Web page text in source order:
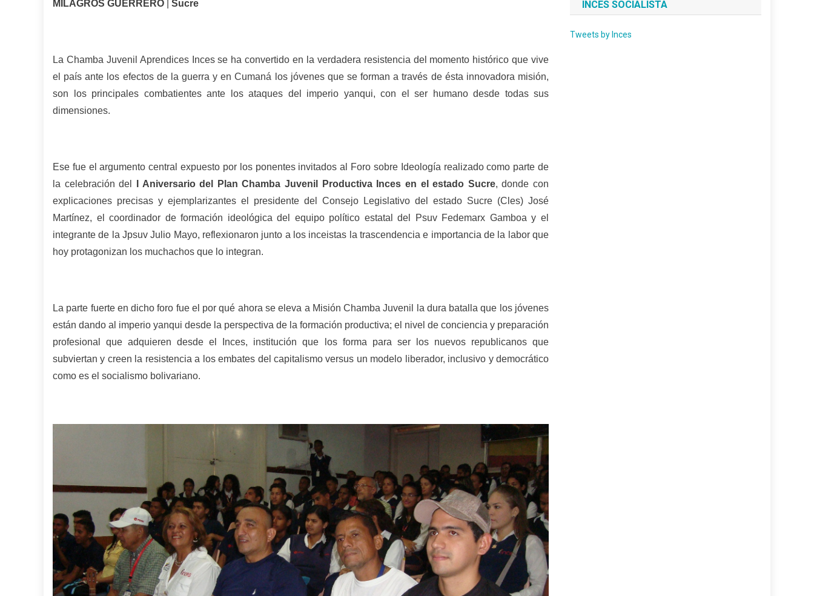
MILAGROS GUERRERO Sucre
La Chamba Juvenil Aprendices Inces se ha convertido en la verdadera resistencia del momento histórico que vive
el país ante los efectos de la guerra y en Cumaná los jóvenes que se forman a través de ésta innovadora misión,
son los principales combatientes ante los ataques del imperio yanqui, con el ser humano desde todas sus
dimensiones.
Ese fue el argumento central expuesto por los ponentes invitados al Foro sobre Ideología realizado como parte de
la celebración del
I Aniversario del Plan Chamba Juvenil Productiva Inces en el estado Sucre, donde con
explicaciones precisas y ejemplarizantes el presidente del Consejo Legislativo del estado Sucre (Cles) José
Martínez, el coordinador de formación ideológica del equipo político estatal del Psuv Fedemarx Gamboa y el
integrante de la Jpsuv Julio Mayo, reflexionaron junto a los inceistas la trascendencia e importancia de la labor que
hoy protagonizan los muchachos que lo integran.
La parte fuerte en dicho foro fue el por qué ahora se eleva a Misión Chamba Juvenil la dura batalla que los jóvenes
están dando al imperio yanqui desde la perspectiva de la formación productiva; el nivel de conciencia y preparación
profesional que adquieren desde el Inces, institución que los forma para ser los nuevos republicanos que
subviertan y creen la resistencia a los embates del capitalismo versus un modelo liberador, inclusivo y democrático
como es el socialismo bolivariano.
INCES SOCIALISTA
Tweets by Inces